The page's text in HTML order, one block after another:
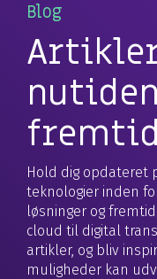
Blog
Hold dig opdateret
teknologier inden
løsninger og
cloud til digital
artikler, og bliv
muligheder kan